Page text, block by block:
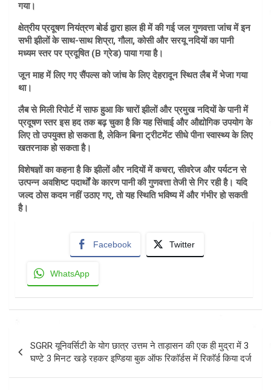
गया।
क्षेत्रीय प्रदूषण नियंत्रण बोर्ड द्वारा हाल ही में की गई जल गुणवत्ता जांच में इन
सभी झीलों के साथ-साथ शिप्रा, गौला, कोसी और सरयू नदियों का पानी
मध्यम स्तर पर प्रदूषित (B ग्रेड) पाया गया है।
जून माह में लिए गए सैंपल्स को जांच के लिए देहरादून स्थित लैब में भेजा गया
था।
लैब से मिली रिपोर्ट में साफ हुआ कि चारों झीलों और प्रमुख नदियों के पानी में
प्रदूषण स्तर इस हद तक बढ़ चुका है कि यह सिंचाई और औद्योगिक उपयोग के
लिए तो उपयुक्त हो सकता है, लेकिन बिना ट्रीटमेंट सीधे पीना स्वास्थ्य के लिए
खतरनाक हो सकता है।
विशेषज्ञों का कहना है कि झीलों और नदियों में कचरा, सीवरेज और पर्यटन से
उत्पन्न अवशिष्ट पदार्थों के कारण पानी की गुणवत्ता तेजी से गिर रही है। यदि
जल्द ठोस कदम नहीं उठाए गए, तो यह स्थिति भविष्य में और गंभीर हो सकती
है।
Facebook Twitter
WhatsApp
Post
navigation
SGRR यूनिवर्सिटी के योग छात्र उत्तम ने ताड़ासन की एक ही मुद्रा में 3
घण्टे 3 मिनट खड़े रहकर इण्डिया बुक ऑफ रिकाॅर्डस में रिकाॅर्ड किया दर्ज